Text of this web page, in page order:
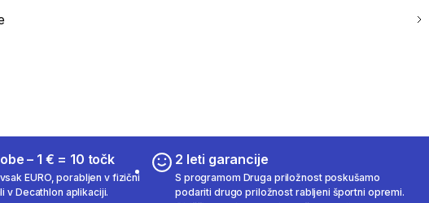
– 1 € = 10 točk
EURO, porabljen v fizični
v Decathlon aplikaciji.
2 leti garancije
S programom Druga priložnost poskušamo
podariti drugo priložnost rabljeni športni opremi.